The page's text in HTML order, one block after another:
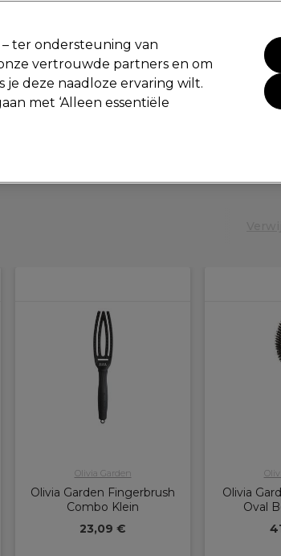
Mannen Vegan Nieuwe producten
Olivia Garden
Olivia Garden Fingerbrush
Combo Klein
23,09 €
Olivia
Oval
ter ondersteuning van
vertrouwde partners en om
je deze naadloze ervaring wilt.
met ‘Alleen essentiële